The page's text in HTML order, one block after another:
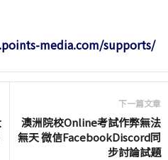
media.com/supports/
下一篇文章
澳洲院校Online考試作弊無法
無天 微信FacebookDiscord同
步討論試題